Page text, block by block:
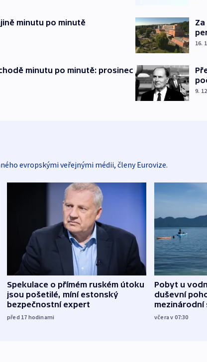
minutu po minutě
minutu po minutě: prosinec
16.
9.
evropskými veřejnými médii, členy Eurovize.
Spekulace o přímém ruském útoku
jsou pošetilé, míní estonský
bezpečnostní expert
před 17 hodinami
Pobyt u
duševní
mezinárodní
včera v 07:30